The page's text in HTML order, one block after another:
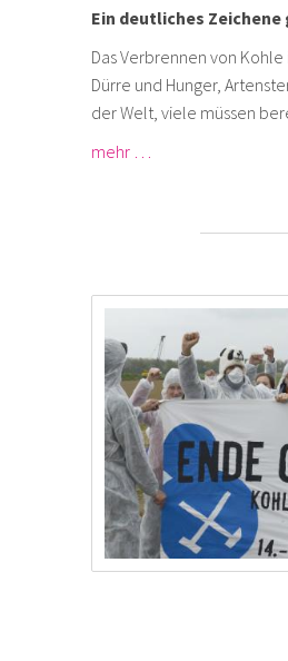
Ein deutliches
Das Verbrennen von
Dürre und Hunger,
der Welt, viele müssen
mehr …